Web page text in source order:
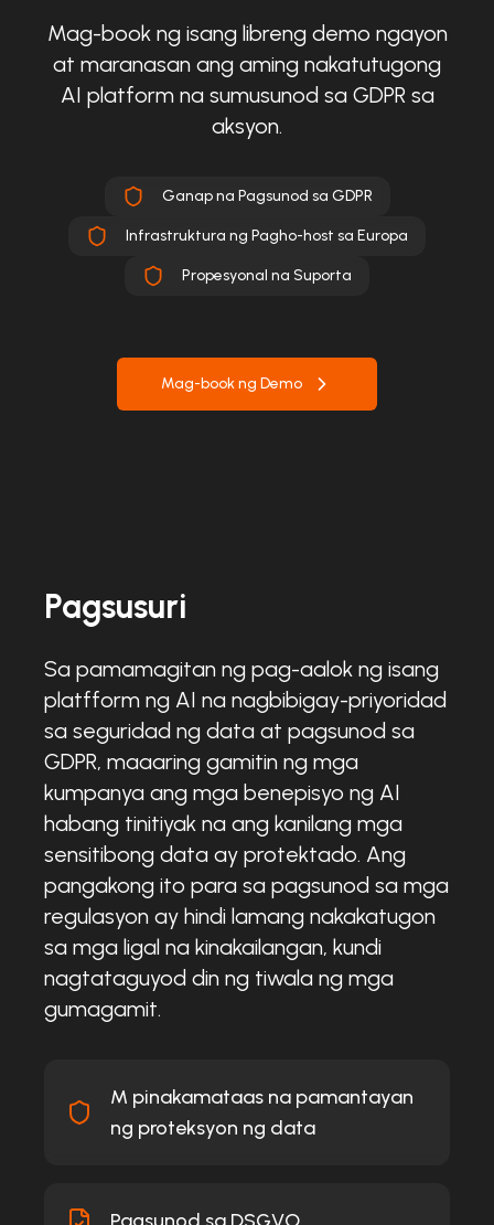
Mag-book ng isang libreng demo ngayon
at maranasan ang aming nakatutugong
AI platform na sumusunod sa GDPR sa
aksyon.
Ganap na Pagsunod sa GDPR
Infrastruktura ng Pagho-host sa Europa
Propesyonal na Suporta
Mag-book ng Demo
Pagsusuri
Sa pamamagitan ng pag-aalok ng isang
platfform ng AI na nagbibigay-priyoridad
sa seguridad ng data at pagsunod sa
GDPR, maaaring gamitin ng mga
kumpanya ang mga benepisyo ng AI
habang tinitiyak na ang kanilang mga
sensitibong data ay protektado. Ang
pangakong ito para sa pagsunod sa mga
regulasyon ay hindi lamang nakakatugon
sa mga ligal na kinakailangan, kundi
nagtataguyod din ng tiwala ng mga
gumagamit.
M pinakamataas na pamantayan
ng proteksyon ng data